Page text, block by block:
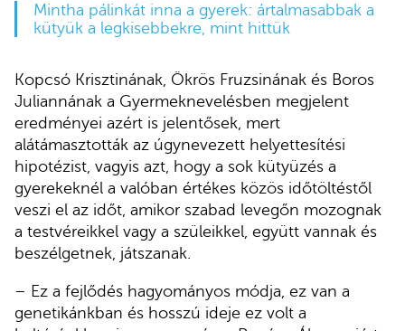
Mintha pálinkát inna a gyerek: ártalmasabbak a
kütyük a legkisebbekre, mint hittük
Kopcsó Krisztinának, Ökrös Fruzsinának és Boros
Juliannának a Gyermeknevelésben megjelent
eredményei azért is jelentősek, mert
alátámasztották az úgynevezett helyettesítési
hipotézist, vagyis azt, hogy a sok kütyüzés a
gyerekeknél a valóban értékes közös időtöltéstől
veszi el az időt, amikor szabad levegőn mozognak
a testvéreikkel vagy a szüleikkel, együtt vannak és
beszélgetnek, játszanak.
– Ez a fejlődés hagyományos módja, ez van a
genetikánkban és hosszú ideje ez volt a